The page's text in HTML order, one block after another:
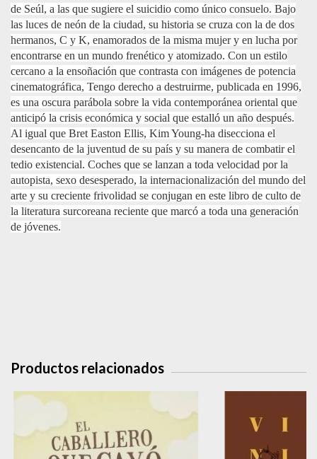
de Seúl, a las que sugiere el suicidio como único consuelo. Bajo
las luces de neón de la ciudad, su historia se cruza con la de dos
hermanos, C y K, enamorados de la misma mujer y en lucha por
encontrarse en un mundo frenético y atomizado. Con un estilo
cercano a la ensoñación que contrasta con imágenes de potencia
cinematográfica, Tengo derecho a destruirme, publicada en 1996,
es una oscura parábola sobre la vida contemporánea oriental que
anticipó la crisis económica y social que estalló un año después.
Al igual que Bret Easton Ellis, Kim Young-ha disecciona el
desencanto de la juventud de su país y su manera de combatir el
tedio existencial. Coches que se lanzan a toda velocidad por la
autopista, sexo desesperado, la internacionalización del mundo del
arte y su creciente frivolidad se conjugan en este libro de culto de
la literatura surcoreana reciente que marcó a toda una generación
de jóvenes.
Productos relacionados